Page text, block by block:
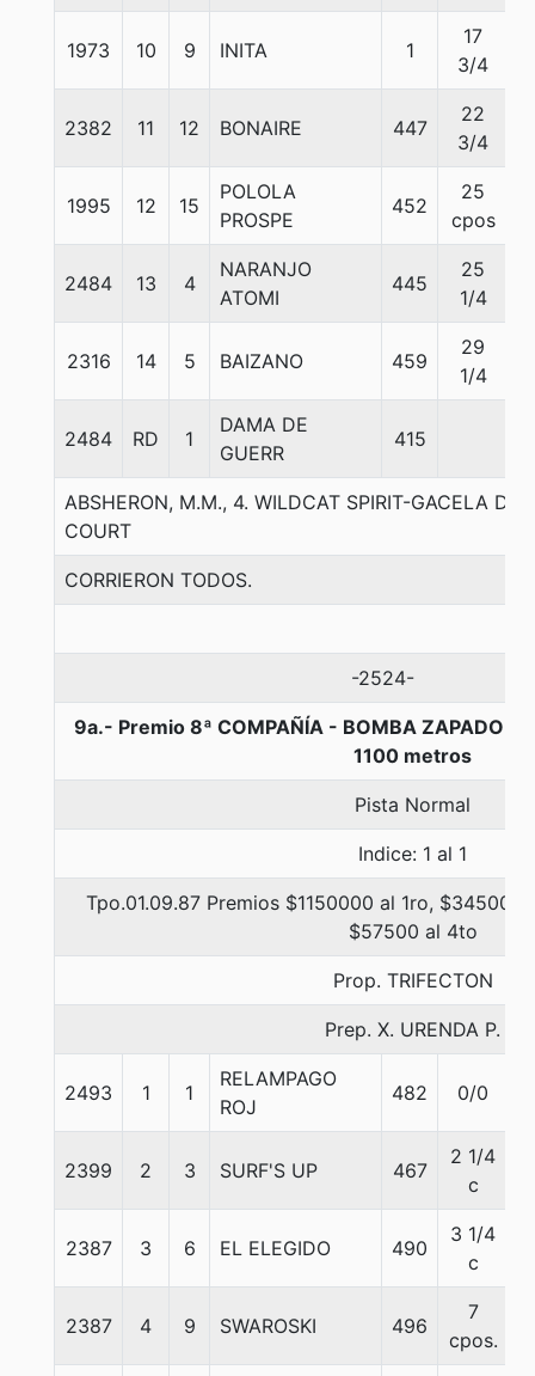
1973 10 9 INITA 1
17
3/4
2382 11 12 BONAIRE 447
22
3/4
1995 12 15
POLOLA
PROSPE
452
25
cpos
2484 13 4
NARANJO
ATOMI
445
25
1/4
2316 14 5 BAIZANO 459
29
1/4
2484 RD 1
DAMA DE
GUERR
415
ABSHERON, M.M., 4. WILDCAT SPIRIT-GACELA
COURT
CORRIERON TODOS.
-2524-
9a.- Premio 8ª COMPAÑÍA - BOMBA
1100 metros
Pista Normal
Indice: 1 al 1
Tpo.01.09.87 Premios $1150000 al 1ro,
$57500 al 4to
Prop. TRIFECTON
Prep. X. URENDA P.
2493 1 1
RELAMPAGO
ROJ
482 0/0
2399 2 3 SURF'S UP 467
2 1/4
c
2387 3 6 EL ELEGIDO 490
3 1/4
c
2387 4 9 SWAROSKI 496
7
cpos.